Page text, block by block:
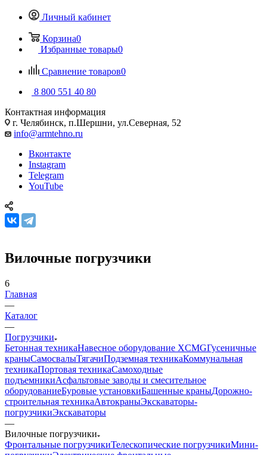
Личный кабинет
Корзина0
Избранные товары0
Сравнение товаров0
8 800 551 40 80
Контактная информация
г. Челябинск, п.Шершни, ул.Северная, 52
info@armtehno.ru
Вконтакте
Instagram
Telegram
YouTube
Вилочные погрузчики
6
Главная
—
Каталог
—
Погрузчики
Бетонная техникаНавесное оборудование XCMGГусеничные
краныСамосвалыТягачиПодземная техникаКоммунальная
техникаПортовая техникаСамоходные
подъемникиАсфальтовые заводы и смесительное
оборудованиеБуровые установкиБашенные краныДорожно-
строительная техникаАвтокраныЭкскаваторы-
погрузчикиЭкскаваторы
—
Вилочные погрузчики
Фронтальные погрузчикиТелескопические погрузчикиМини-